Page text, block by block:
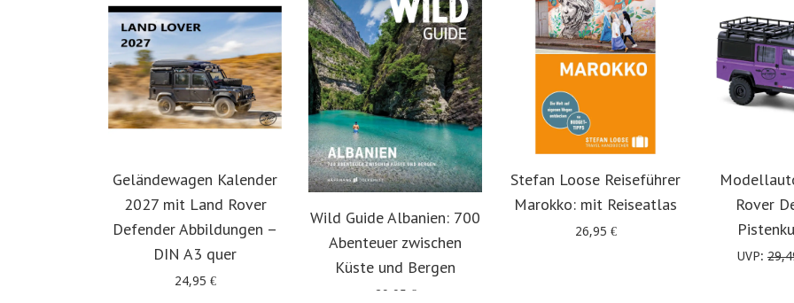
Geländewagen Kalender
2027 mit Land Rover
Defender Abbildungen –
DIN A3 quer
24,95 €
Wild Guide Albanien: 700
Abenteuer zwischen
Küste und Bergen
29,95 €
Stefan Loose Reiseführer
Marokko: mit Reiseatlas
26,95 €
Rover
UVP: